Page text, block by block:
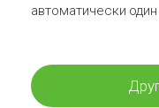
автоматически